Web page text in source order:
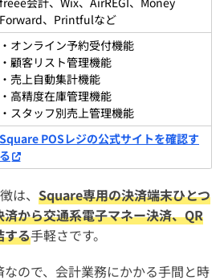
Forward、Printfulなど
・オンライン予約受付機能
・顧客リスト管理機能
・売上自動集計機能
・高精度在庫管理機能
・スタッフ別売上管理機能
Square POSレジの公式サイトを確認す
る
は、 Square専用の決済端末ひとつ
から交通系電子マネー決済、QR
する手軽さです。
ので、会計業務にかかる手間と時